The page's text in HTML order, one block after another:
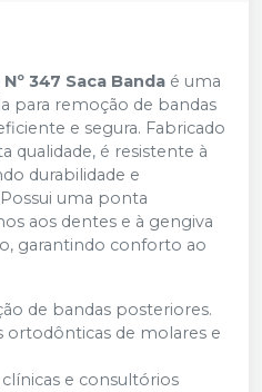
347 Saca Banda é uma
para remoção de bandas
e segura. Fabricado
qualidade, é resistente à
durabilidade e
uma ponta
aos dentes e à gengiva
garantindo conforto ao
de bandas posteriores.
ortodônticas de molares e
e consultórios